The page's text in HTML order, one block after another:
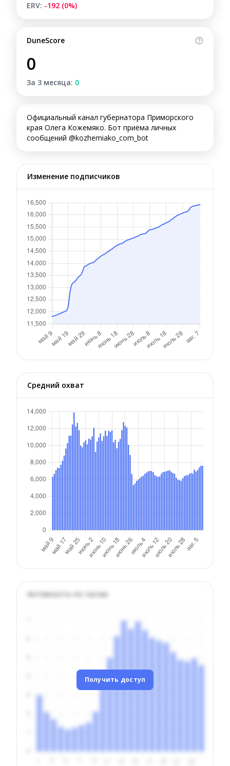
ERV: -192 (0%)
DuneScore
0
За 3 месяца: 0
Официальный канал губернатора Приморского
края Олега Кожемяко. Бот приёма личных
сообщений @kozhemiako_com_bot
Изменение подписчиков
Средний охват
Активность по часам
Получить доступ